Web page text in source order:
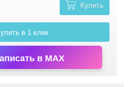
Купить
в 1 клик
в MAX